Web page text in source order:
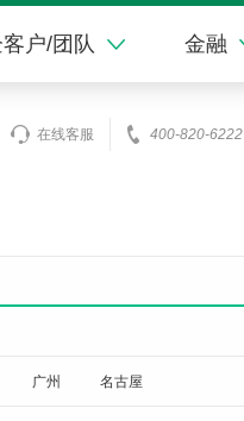
户/团队 金融
在线客服 400-820-6222
广州 名古屋